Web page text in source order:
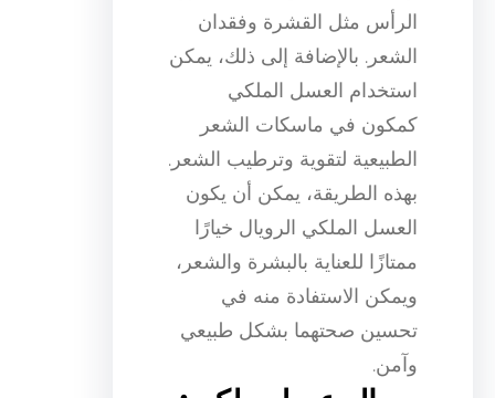
الرأس مثل القشرة وفقدان
الشعر. بالإضافة إلى ذلك، يمكن
استخدام العسل الملكي
كمكون في ماسكات الشعر
الطبيعية لتقوية وترطيب الشعر.
بهذه الطريقة، يمكن أن يكون
العسل الملكي الرويال خيارًا
ممتازًا للعناية بالبشرة والشعر،
ويمكن الاستفادة منه في
تحسين صحتهما بشكل طبيعي
وآمن.